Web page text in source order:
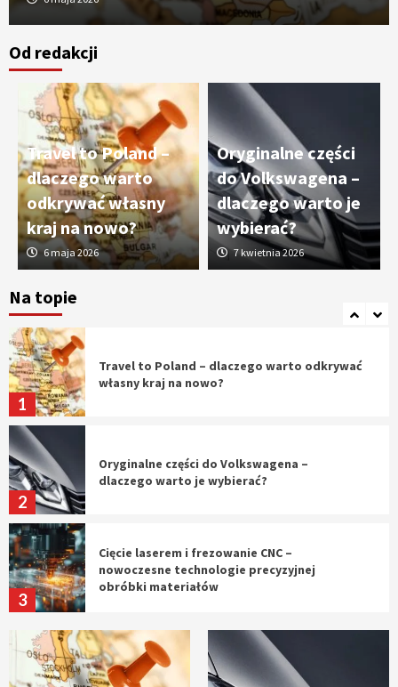
Od redakcji
Travel to Poland –
dlaczego warto
odkrywać własny
kraj na nowo?
6 maja 2026
Oryginalne części
do Volkswagena –
dlaczego warto je
wybierać?
7 kwietnia 2026
Na topie
3
nowoczesne technologie precyzyjnej
obróbki materiałów
4
Czy sztuczna inteligencja wyprze pracę
geodety w przyszłości?
5
Tworzenie aplikacji internetowych – jak
1
Travel to Poland – dlaczego warto odkrywać
własny kraj na nowo?
2
Oryginalne części do Volkswagena –
dlaczego warto je wybierać?
3
Cięcie laserem i frezowanie CNC –
nowoczesne technologie precyzyjnej
obróbki materiałów
Czy sztuczna inteligencja wyprze pracę
geodety w przyszłości?